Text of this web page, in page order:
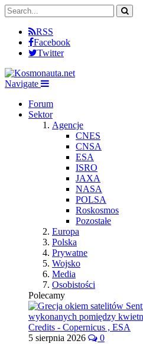
RSS
Facebook
Twitter
Navigate
Forum
Sektor
Agencje
CNES
CNSA
ESA
ISRO
JAXA
NASA
POLSA
Roskosmos
Pozostałe
Europa
Polska
Prywatne
Wojsko
Media
Osobistości
Polecamy
5 sierpnia 2026 0